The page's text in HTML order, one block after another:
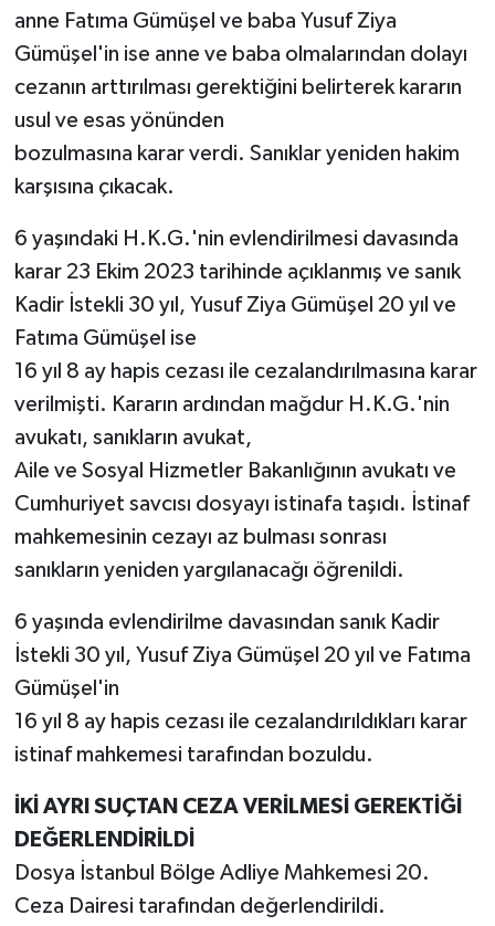
anne Fatıma Gümüşel ve baba Yusuf Ziya
Gümüşel'in ise anne ve baba olmalarından dolayı
cezanın arttırılması gerektiğini belirterek kararın
usul ve esas yönünden
bozulmasına karar verdi. Sanıklar yeniden hakim
karşısına çıkacak.
6 yaşındaki H.K.G.'nin evlendirilmesi davasında
karar 23 Ekim 2023 tarihinde açıklanmış ve sanık
Kadir İstekli 30 yıl, Yusuf Ziya Gümüşel 20 yıl ve
Fatıma Gümüşel ise
16 yıl 8 ay hapis cezası ile cezalandırılmasına karar
verilmişti. Kararın ardından mağdur H.K.G.'nin
avukatı, sanıkların avukat,
Aile ve Sosyal Hizmetler Bakanlığının avukatı ve
Cumhuriyet savcısı dosyayı istinafa taşıdı. İstinaf
mahkemesinin cezayı az bulması sonrası
sanıkların yeniden yargılanacağı öğrenildi.
6 yaşında evlendirilme davasından sanık Kadir
İstekli 30 yıl, Yusuf Ziya Gümüşel 20 yıl ve Fatıma
Gümüşel'in
16 yıl 8 ay hapis cezası ile cezalandırıldıkları karar
istinaf mahkemesi tarafından bozuldu.
İKİ AYRI SUÇTAN CEZA VERİLMESİ GEREKTİĞİ
DEĞERLENDİRİLDİ
Dosya İstanbul Bölge Adliye Mahkemesi 20.
Ceza Dairesi tarafından değerlendirildi.